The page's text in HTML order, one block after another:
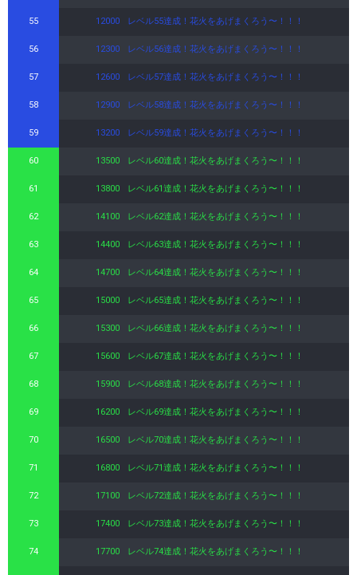
55 12000 レベル55達成！花火をあげまくろう〜！！！
56 12300 レベル56達成！花火をあげまくろう〜！！！
57 12600 レベル57達成！花火をあげまくろう〜！！！
58 12900 レベル58達成！花火をあげまくろう〜！！！
59 13200 レベル59達成！花火をあげまくろう〜！！！
60 13500 レベル60達成！花火をあげまくろう〜！！！
61 13800 レベル61達成！花火をあげまくろう〜！！！
62 14100 レベル62達成！花火をあげまくろう〜！！！
63 14400 レベル63達成！花火をあげまくろう〜！！！
64 14700 レベル64達成！花火をあげまくろう〜！！！
65 15000 レベル65達成！花火をあげまくろう〜！！！
66 15300 レベル66達成！花火をあげまくろう〜！！！
67 15600 レベル67達成！花火をあげまくろう〜！！！
68 15900 レベル68達成！花火をあげまくろう〜！！！
69 16200 レベル69達成！花火をあげまくろう〜！！！
70 16500 レベル70達成！花火をあげまくろう〜！！！
71 16800 レベル71達成！花火をあげまくろう〜！！！
72 17100 レベル72達成！花火をあげまくろう〜！！！
73 17400 レベル73達成！花火をあげまくろう〜！！！
74 17700 レベル74達成！花火をあげまくろう〜！！！